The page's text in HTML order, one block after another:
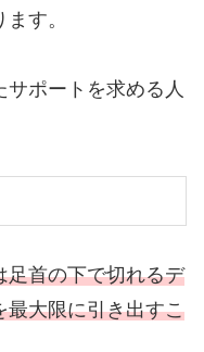
す。
ポートを求める人
足首の下で切れるデ
最大限に引き出すこ